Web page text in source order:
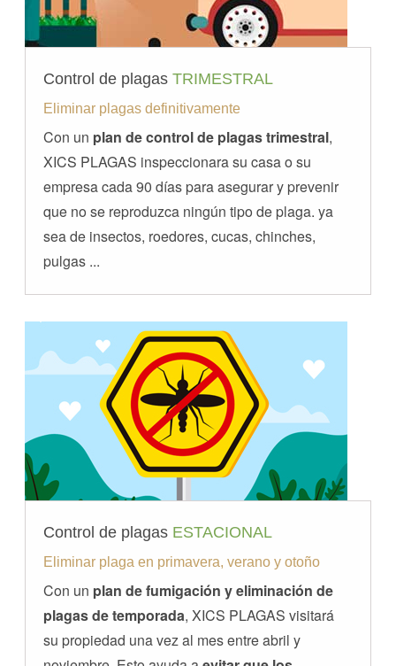
Control de plagasTRIMESTRAL
Eliminar plagas definitivamente
Con un plan de control de plagas trimestral,
XICS PLAGAS inspeccionara su casa o su
empresa cada 90 días para asegurar y prevenir
que no se reproduzca ningún tipo de plaga. ya
sea de insectos, roedores, cucas, chinches,
pulgas ...
Control de plagas ESTACIONAL
Eliminar plaga en primavera, verano y otoño
Con un plan de fumigación y eliminación de
plagas de temporada, XICS PLAGAS visitará
su propiedad una vez al mes entre abril y